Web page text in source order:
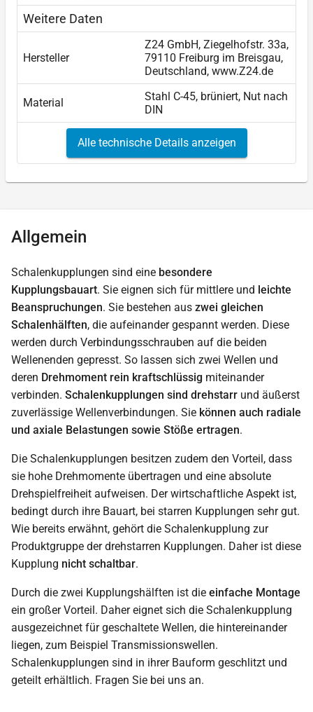
Weitere Daten
Hersteller
Z24 GmbH, Ziegelhofstr. 33a,
79110 Freiburg im Breisgau,
Deutschland, www.Z24.de
Material
Stahl C-45, brüniert, Nut nach
DIN
Alle technische Details anzeigen
Allgemein
Schalenkupplungen sind eine besondere
Kupplungsbauart. Sie eignen sich für mittlere und leichte
Beanspruchungen. Sie bestehen aus zwei gleichen
Schalenhälften, die aufeinander gespannt werden. Diese
werden durch Verbindungsschrauben auf die beiden
Wellenenden gepresst. So lassen sich zwei Wellen und
deren Drehmoment rein kraftschlüssig miteinander
verbinden. Schalenkupplungen sind drehstarr und äußerst
zuverlässige Wellenverbindungen. Sie können auch radiale
und axiale Belastungen sowie Stöße ertragen.
Die Schalenkupplungen besitzen zudem den Vorteil, dass
sie hohe Drehmomente übertragen und eine absolute
Drehspielfreiheit aufweisen. Der wirtschaftliche Aspekt ist,
bedingt durch ihre Bauart, bei starren Kupplungen sehr gut.
Wie bereits erwähnt, gehört die Schalenkupplung zur
Produktgruppe der drehstarren Kupplungen. Daher ist diese
Kupplung nicht schaltbar.
Durch die zwei Kupplungshälften ist die einfache Montage
ein großer Vorteil. Daher eignet sich die Schalenkupplung
ausgezeichnet für geschaltete Wellen, die hintereinander
liegen, zum Beispiel Transmissionswellen.
Schalenkupplungen sind in ihrer Bauform geschlitzt und
geteilt erhältlich. Fragen Sie bei uns an.